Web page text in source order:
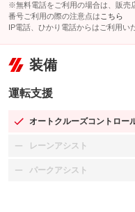
※無料電話をご利用の場合は、販売
番号ご利用の際の注意点は こちら
IP電話、ひかり電話からはご利用い
装備
運転支援
オートクルーズコントロー
：装備あり
レーンアシスト
：装備なし
パークアシスト
：装備なし